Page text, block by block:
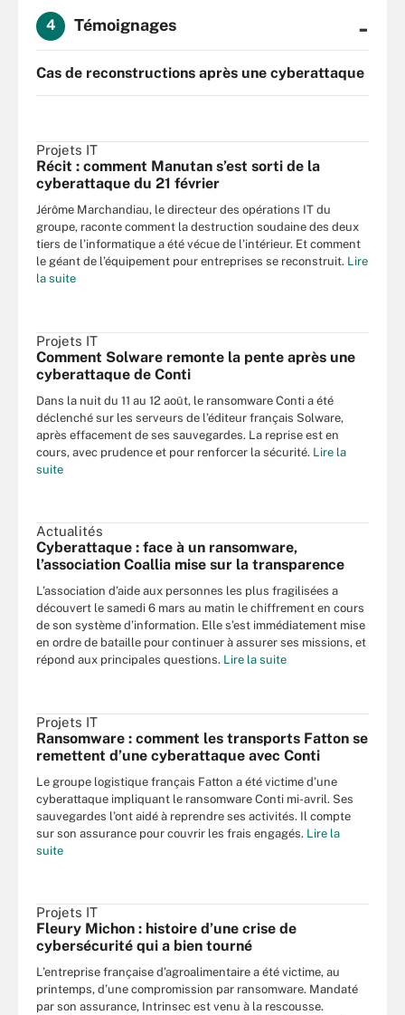
4 Témoignages -
Cas de reconstructions après une cyberattaque
Projets IT
Récit : comment Manutan s’est sorti de la
cyberattaque du 21 février
Jérôme Marchandiau, le directeur des opérations IT du
groupe, raconte comment la destruction soudaine des deux
tiers de l’informatique a été vécue de l’intérieur. Et comment
le géant de l’équipement pour entreprises se reconstruit. Lire
la suite
Projets IT
Comment Solware remonte la pente après une
cyberattaque de Conti
Dans la nuit du 11 au 12 août, le ransomware Conti a été
déclenché sur les serveurs de l’éditeur français Solware,
après effacement de ses sauvegardes. La reprise est en
cours, avec prudence et pour renforcer la sécurité. Lire la
suite
Actualités
Cyberattaque : face à un ransomware,
l’association Coallia mise sur la transparence
L’association d’aide aux personnes les plus fragilisées a
découvert le samedi 6 mars au matin le chiffrement en cours
de son système d’information. Elle s’est immédiatement mise
en ordre de bataille pour continuer à assurer ses missions, et
répond aux principales questions. Lire la suite
Projets IT
Ransomware : comment les transports Fatton se
remettent d’une cyberattaque avec Conti
Le groupe logistique français Fatton a été victime d’une
cyberattaque impliquant le ransomware Conti mi-avril. Ses
sauvegardes l’ont aidé à reprendre ses activités. Il compte
sur son assurance pour couvrir les frais engagés. Lire la
suite
Projets IT
Fleury Michon : histoire d’une crise de
cybersécurité qui a bien tourné
L’entreprise française d’agroalimentaire a été victime, au
printemps, d’une compromission par ransomware. Mandaté
par son assurance, Intrinsec est venu à la rescousse.